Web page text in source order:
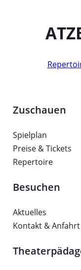
Zuschauen
Spielplan
Preise & Tickets
Repertoire
Besuchen
Aktuelles
Kontakt & Anfahrt